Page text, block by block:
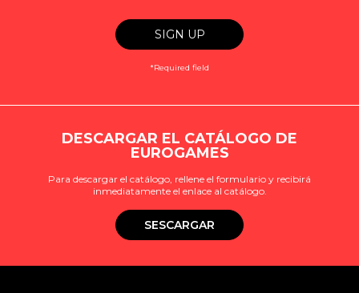
*Required field
DESCARGAR EL CATÁLOGO DE
EUROGAMES
Para descargar el catálogo, rellene el formulario y recibirá
inmediatamente el enlace al catálogo.
SESCARGAR